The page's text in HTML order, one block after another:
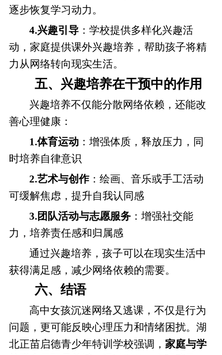
逐步恢复学习动力。
4.兴趣引导 ：学校提供多样化兴趣活
动，家庭提供课外兴趣培养，帮助孩子将精
力从网络转向现实生活。
五、兴趣培养在干预中的作用
兴趣培养不仅能分散网络依赖，还能改
善心理健康：
1.体育运动 ：增强体质，释放压力，同
时培养自律意识
2.艺术与创作：绘画、音乐或手工活动
可缓解焦虑，提升自我认同感
3.团队活动与志愿服务 ：增强社交能
力，培养责任感和归属感
通过兴趣培养，孩子可以在现实生活中
获得满足感，减少网络依赖的需要。
六、结语
高中女孩沉迷网络又逃课，不仅是行为
问题，更可能反映心理压力和情绪困扰。湖
北正苗启德青少年特训学校强调， 家庭与学